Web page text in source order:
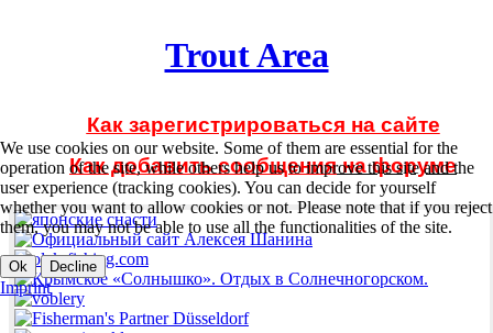
Trout Area
Как зарегистрироваться на сайте
Как добавить сообщенияна форуме
We use cookies on our website. Some of them are essential for the
operation of the site, while others help us to improve this site and the
user experience (tracking cookies). You can decide for yourself
whether you want to allow cookies or not. Please note that if you reject
them, you may not be able to use all the functionalities of the site.
Ok Decline
Imprint